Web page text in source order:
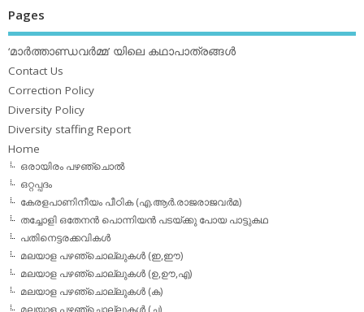
Pages
‘മാര്‍ത്താണ്ഡവര്‍മ്മ’ യിലെ കഥാപാത്രങ്ങള്‍
Contact Us
Correction Policy
Diversity Policy
Diversity staffing Report
Home
ഒരായിരം പഴഞ്ചൊല്‍
ഒറ്റപ്പദം
കേരളപാണിനീയം പീഠിക (എ.ആര്‍.രാജരാജവര്‍മ)
തച്ചോളി ഒതേനൻ പൊന്നിയൻ പടയ്‌ക്കു പോയ പാട്ടുകഥ
പതിനെട്ടരക്കവികള്‍
മലയാള പഴഞ്ചൊല്ലുകള്‍ (ഇ,ഈ)
മലയാള പഴഞ്ചൊല്ലുകള്‍ (ഉ,ഊ,എ)
മലയാള പഴഞ്ചൊല്ലുകള്‍ (ക)
മലയാള പഴഞ്ചൊല്ലുകള്‍ (ച)